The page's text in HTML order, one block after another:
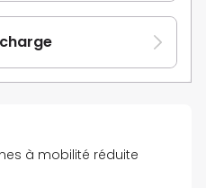
à mobilité réduite